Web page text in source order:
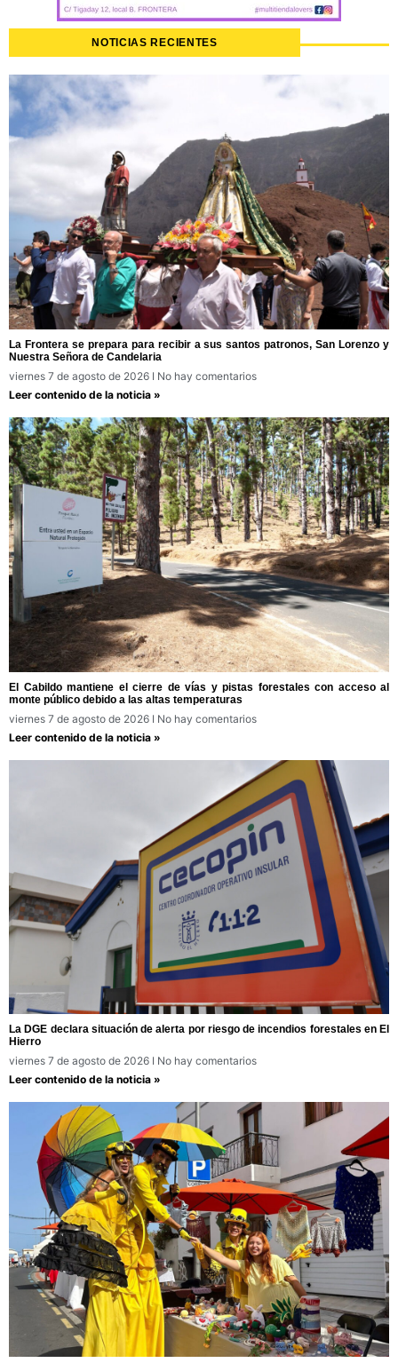
NOTICIAS RECIENTES
La Frontera se prepara para recibir a sus santos patronos, San Lorenzo y
Nuestra Señora de Candelaria
viernes 7 de agosto de 2026
No hay comentarios
Leer contenido de la noticia »
El Cabildo mantiene el cierre de vías y pistas forestales con acceso al
monte público debido a las altas temperaturas
viernes 7 de agosto de 2026
No hay comentarios
Leer contenido de la noticia »
La DGE declara situación de alerta por riesgo de incendios forestales en El
Hierro
viernes 7 de agosto de 2026
No hay comentarios
Leer contenido de la noticia »